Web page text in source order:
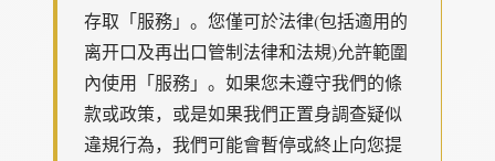
存取「服務」。您僅可於法律(包括適用的
离开口及再出口管制法律和法規)允許範圍
內使用「服務」。如果您未遵守我們的條
款或政策，或是如果我們正置身調查疑似
違規行為，我們可能會暫停或終止向您提